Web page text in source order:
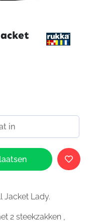
Jacket Lady.
2 steekzakken ,